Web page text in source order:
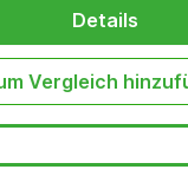
Details
Vergleich